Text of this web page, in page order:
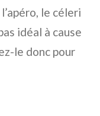
le céleri
idéal à cause
le donc pour